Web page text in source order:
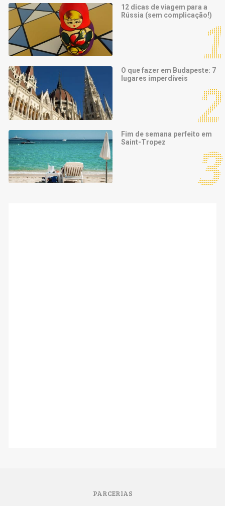
12 dicas de viagem para a
Rússia (sem complicação!)
O que fazer em Budapeste: 7
lugares imperdíveis
Fim de semana perfeito em
Saint-Tropez
PARCERIAS